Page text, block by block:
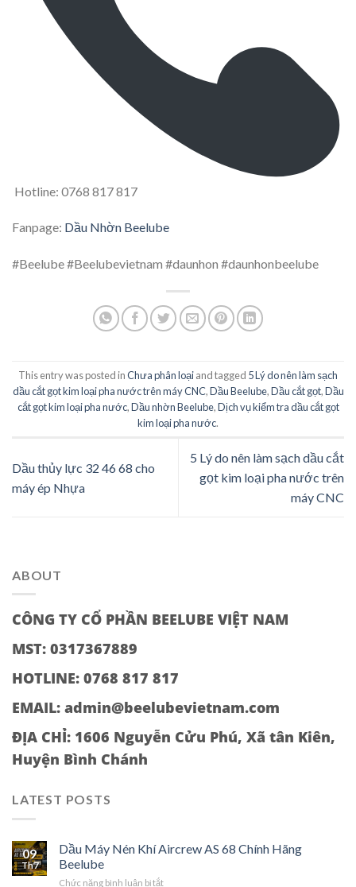
Hotline: 0768 817 817
Fanpage: Dầu Nhờn Beelube
#Beelube #Beelubevietnam #daunhon #daunhonbeelube
This entry was posted inChưa phân loạiand tagged 5 Lý do nên làm sạch
dầu cắt gọt kim loại pha nước trên máy CNC,Dầu Beelube,Dầu cắt gọt,Dầu
cắt gọt kim loại pha nước,Dầu nhờn Beelube,Dịch vụ kiểm tra dầu cắt gọt
kim loại pha nước.
Dầu thủy lực 32 46 68 cho
máy ép Nhựa
5 Lý do nên làm sạch dầu cắt
gọt kim loại pha nước trên
máy CNC
ABOUT
CÔNG TY CỔ PHẦN BEELUBE VIỆT NAM
MST: 0317367889
HOTLINE: 0768 817 817
EMAIL: admin@beelubevietnam.com
ĐỊA CHỈ: 1606 Nguyễn Cửu Phú, Xã tân Kiên,
Huyện Bình Chánh
LATEST POSTS
09
Th7
Dầu Máy Nén Khí Aircrew AS 68 Chính Hãng
Beelube
Chức năng bình luận bị tắtở